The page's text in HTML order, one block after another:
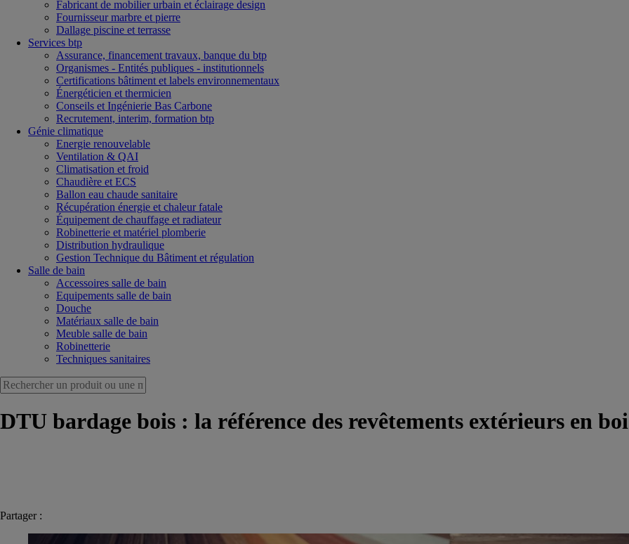
Fabricant de mobilier urbain et éclairage design
Fournisseur marbre et pierre
Dallage piscine et terrasse
Services btp
Assurance, financement travaux, banque du btp
Organismes - Entités publiques - institutionnels
Certifications bâtiment et labels environnementaux
Énergéticien et thermicien
Conseils et Ingénierie Bas Carbone
Recrutement, interim, formation btp
Génie climatique
Energie renouvelable
Ventilation & QAI
Climatisation et froid
Chaudière et ECS
Ballon eau chaude sanitaire
Récupération énergie et chaleur fatale
Équipement de chauffage et radiateur
Robinetterie et matériel plomberie
Distribution hydraulique
Gestion Technique du Bâtiment et régulation
Salle de bain
Accessoires salle de bain
Equipements salle de bain
Douche
Matériaux salle de bain
Meuble salle de bain
Robinetterie
Techniques sanitaires
DTU bardage bois : la référence des revêtements extérieurs en
Partager :